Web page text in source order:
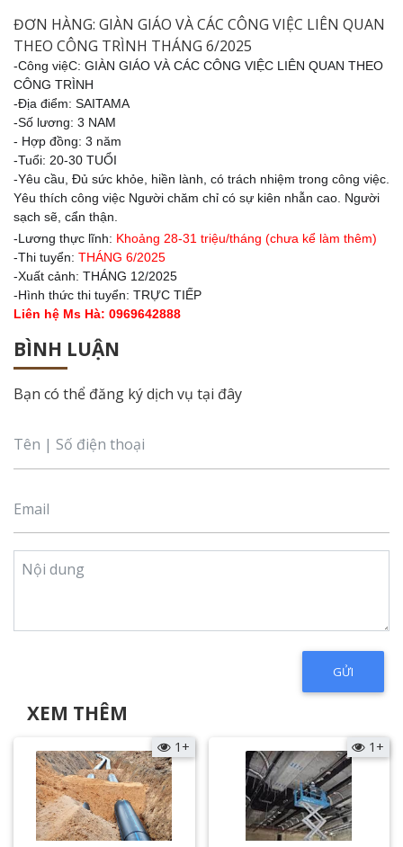
ĐƠN HÀNG: GIÀN GIÁO VÀ CÁC CÔNG VIỆC LIÊN QUAN
THEO CÔNG TRÌNH THÁNG 6/2025
-Công việC: GIÀN GIÁO VÀ CÁC CÔNG VIỆC LIÊN QUAN THEO
CÔNG TRÌNH
-Địa điểm: SAITAMA
-Số lương: 3 NAM
- Hợp đồng: 3 năm
-Tuổi: 20-30 TUỔI
-Yêu cầu, Đủ sức khỏe, hiền lành, có trách nhiệm trong công việc.
Yêu thích công việc Người chăm chỉ có sự kiên nhẫn cao. Người
sạch sẽ, cẩn thận.
-Lương thực lĩnh: Khoảng 28-31 triệu/tháng (chưa kể làm thêm)
-Thi tuyển: THÁNG 6/2025
-Xuất cảnh: THÁNG 12/2025
-Hình thức thi tuyển: TRỰC TIẾP
Liên hệ Ms Hà: 0969642888
BÌNH LUẬN
Bạn có thể đăng ký dịch vụ tại đây
XEM THÊM
1+ 1+